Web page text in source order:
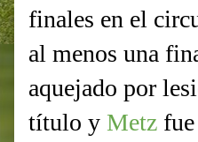
finales en el
al menos una
aquejado por
título y Metz